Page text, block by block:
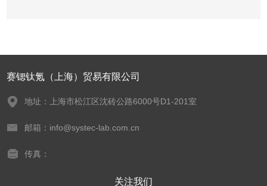
赛锶钛氪（上海）贸易有限公司
地址：上海市松江区沈砖公路6000号D1-201室
邮箱：info@systec-lab.com.cn
传真：
关注我们